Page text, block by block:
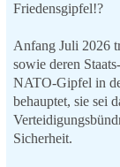
Friedensgipfel!?
Anfang Juli 2026
sowie deren
NATO-Gipfel in
behauptet, sie sei
Sicherheit.